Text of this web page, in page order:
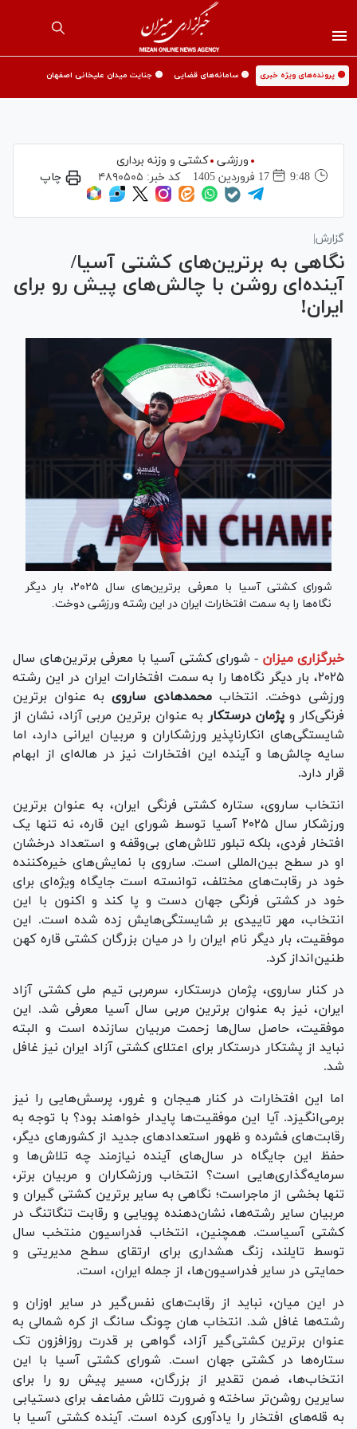
🟡 پرونده‌های ویژه خبری 🟡 سامانه‌های قضایی 🟡 جنایت میدان علیخانی اصفهان
ورزشی
کشتی و وزنه برداری
9:48
17 فروردين 1405 کد خبر: ۴۸۹۰۵۰۵ چاپ
گزارش|
نگاهی به برترین‌های کشتی آسیا/
آینده‌ای روشن با چالش‌های پیش رو برای
ایران!
شورای کشتی آسیا با معرفی برترین‌های سال ۲۰۲۵، بار دیگر
نگاه‌ها را به سمت افتخارات ایران در این رشته ورزشی دوخت.
خبرگزاری میزان - شورای کشتی آسیا با معرفی برترین‌های سال
۲۰۲۵، بار دیگر نگاه‌ها را به سمت افتخارات ایران در این رشته
ورزشی دوخت. انتخابمحمدهادی سارویبه عنوان برترین
فرنگی‌کار و پژمان درستکار به عنوان برترین مربی آزاد، نشان از
شایستگی‌های انکارناپذیر ورزشکاران و مربیان ایرانی دارد، اما
سایه چالش‌ها و آینده این افتخارات نیز در هاله‌ای از ابهام
قرار دارد.
انتخاب ساروی، ستاره کشتی فرنگی ایران، به عنوان برترین
ورزشکار سال ۲۰۲۵ آسیا توسط شورای این قاره، نه تنها یک
افتخار فردی، بلکه تبلور تلاش‌های بی‌وقفه و استعداد درخشان
او در سطح بین‌المللی است. ساروی با نمایش‌های خیره‌کننده
خود در رقابت‌های مختلف، توانسته است جایگاه ویژه‌ای برای
خود در کشتی فرنگی جهان دست و پا کند و اکنون با این
انتخاب، مهر تاییدی بر شایستگی‌هایش زده شده است. این
موفقیت، بار دیگر نام ایران را در میان بزرگان کشتی قاره کهن
طنین‌انداز کرد.
در کنار ساروی، پژمان درستکار، سرمربی تیم ملی کشتی آزاد
ایران، نیز به عنوان برترین مربی سال آسیا معرفی شد. این
موفقیت، حاصل سال‌ها زحمت مربیان سازنده است و البته
نباید از پشتکار درستکار برای اعتلای کشتی آزاد ایران نیز غافل
شد.
اما این افتخارات در کنار هیجان و غرور، پرسش‌هایی را نیز
برمی‌انگیزد. آیا این موفقیت‌ها پایدار خواهند بود؟ با توجه به
رقابت‌های فشرده و ظهور استعداد‌های جدید از کشور‌های دیگر،
حفظ این جایگاه در سال‌های آینده نیازمند چه تلاش‌ها و
سرمایه‌گذاری‌هایی است؟ انتخاب ورزشکاران و مربیان برتر،
تنها بخشی از ماجراست؛ نگاهی به سایر برترین کشتی گیران و
مربیان سایر رشته‌ها، نشان‌دهنده پویایی و رقابت تنگاتنگ در
کشتی آسیاست. همچنین، انتخاب فدراسیون منتخب سال
توسط تایلند، زنگ هشداری برای ارتقای سطح مدیریتی و
حمایتی در سایر فدراسیون‌ها، از جمله ایران، است.
در این میان، نباید از رقابت‌های نفس‌گیر در سایر اوزان و
رشته‌ها غافل شد. انتخاب هان چونگ سانگ از کره شمالی به
عنوان برترین کشتی‌گیر آزاد، گواهی بر قدرت روزافزون تک
ستاره‌ها در کشتی جهان است. شورای کشتی آسیا با این
انتخاب‌ها، ضمن تقدیر از بزرگان، مسیر پیش رو را برای
سایرین روشن‌تر ساخته و ضرورت تلاش مضاعف برای دستیابی
به قله‌های افتخار را یادآوری کرده است. آینده کشتی آسیا با